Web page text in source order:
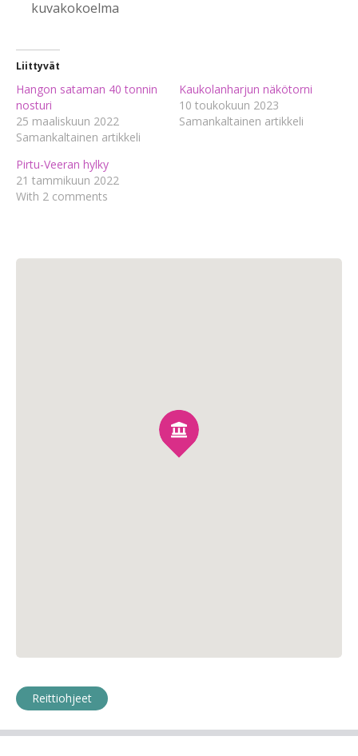
kuvakokoelma
Liittyvät
Hangon sataman 40 tonnin
nosturi
25 maaliskuun 2022
Samankaltainen artikkeli
Kaukolanharjun näkötorni
10 toukokuun 2023
Samankaltainen artikkeli
Pirtu-Veeran hylky
21 tammikuun 2022
With 2 comments
Reittiohjeet